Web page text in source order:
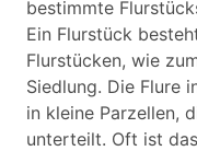
bestimmte
Ein Flurstück
Flurstücken, wie
Siedlung. Die Flure
in kleine Parzellen,
unterteilt. Oft ist